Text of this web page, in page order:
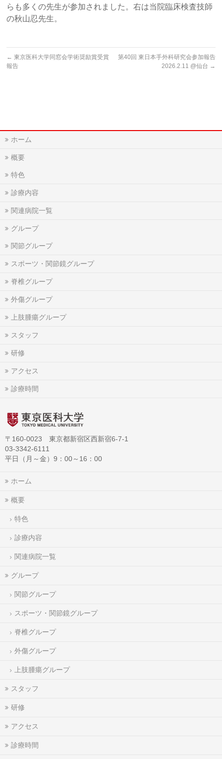
らも多くの先生が参加されました。右は当院臨床検査技師
の秋山忍先生。
← 東京医科大学同窓会学術奨励賞受賞
報告
第40回 東日本手外科研究会参加報告
2026.2.11 @仙台 →
ホーム
概要
特色
診療内容
関連病院一覧
グループ
関節グループ
スポーツ・関節鏡グループ
脊椎グループ
外傷グループ
上肢腫瘍グループ
スタッフ
研修
アクセス
診療時間
〒160-0023 東京都新宿区西新宿6-7-1
03-3342-6111
平日（月～金）9：00～16：00
ホーム
概要
特色
診療内容
関連病院一覧
グループ
関節グループ
スポーツ・関節鏡グループ
脊椎グループ
外傷グループ
上肢腫瘍グループ
スタッフ
研修
アクセス
診療時間